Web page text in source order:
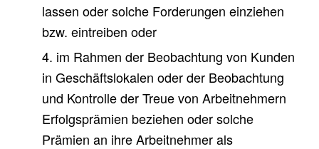
lassen oder solche Forderungen einziehen
bzw. eintreiben oder
4. im Rahmen der Beobachtung von Kunden
in Geschäftslokalen oder der Beobachtung
und Kontrolle der Treue von Arbeitnehmern
Erfolgsprämien beziehen oder solche
Prämien an ihre Arbeitnehmer als